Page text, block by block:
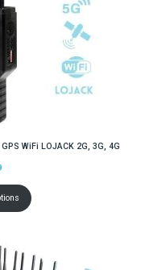
WiFi LOJACK 2G, 3G, 4G